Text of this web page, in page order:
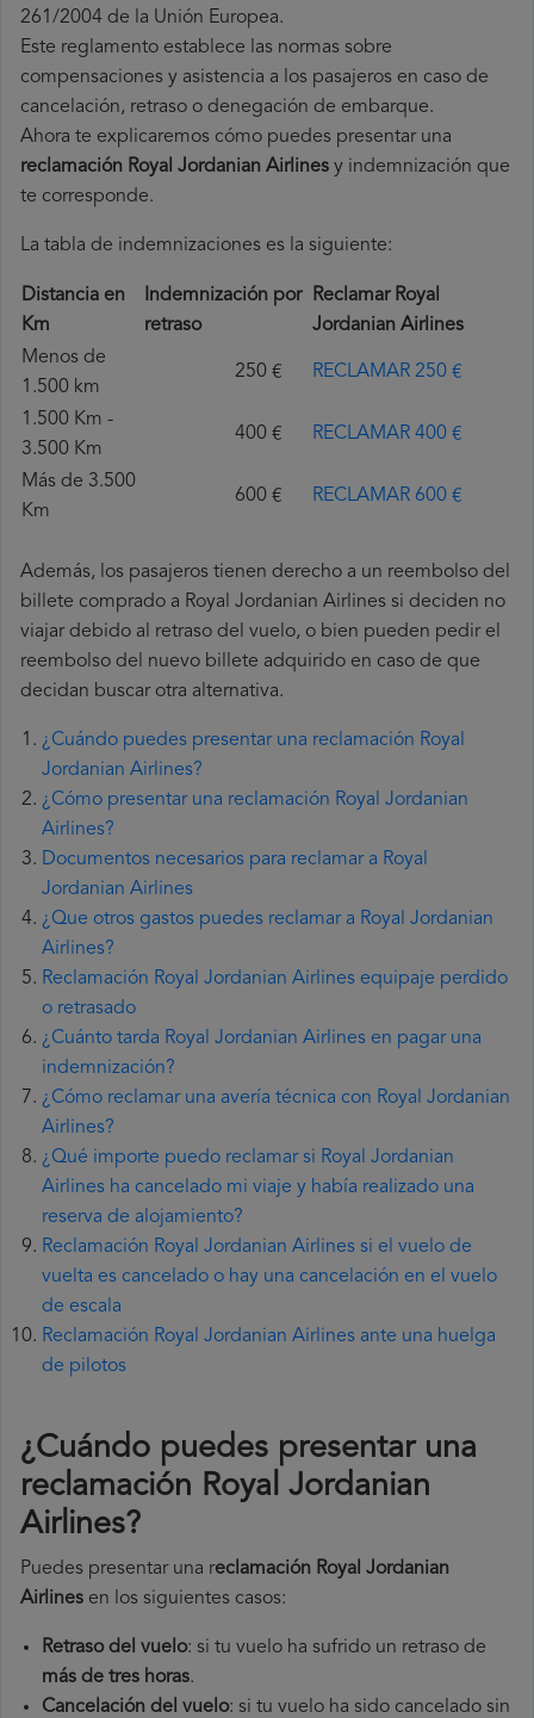
261/2004 de la Unión Europea.
Este reglamento establece las normas sobre
compensaciones y asistencia a los pasajeros en caso de
cancelación, retraso o denegación de embarque.
Ahora te explicaremos cómo puedes presentar una
reclamación Royal Jordanian Airlines y indemnización que
te corresponde.
La tabla de indemnizaciones es la siguiente:
Distancia en
Km
Indemnización por
retraso
Reclamar Royal
Jordanian Airlines
Menos de
1.500 km
250 € RECLAMAR 250 €
1.500 Km -
3.500 Km
400 € RECLAMAR 400 €
Más de 3.500
Km
600 € RECLAMAR 600 €
Además, los pasajeros tienen derecho a un reembolso del
billete comprado a Royal Jordanian Airlines si deciden no
viajar debido al retraso del vuelo, o bien pueden pedir el
reembolso del nuevo billete adquirido en caso de que
decidan buscar otra alternativa.
¿Cuándo puedes presentar una reclamación Royal
Jordanian Airlines?
¿Cómo presentar una reclamación Royal Jordanian
Airlines?
Documentos necesarios para reclamar a Royal
Jordanian Airlines
¿Que otros gastos puedes reclamar a Royal Jordanian
Airlines?
Reclamación Royal Jordanian Airlines equipaje perdido
o retrasado
¿Cuánto tarda Royal Jordanian Airlines en pagar una
indemnización?
¿Cómo reclamar una avería técnica con Royal Jordanian
Airlines?
¿Qué importe puedo reclamar si Royal Jordanian
Airlines ha cancelado mi viaje y había realizado una
reserva de alojamiento?
Reclamación Royal Jordanian Airlines si el vuelo de
vuelta es cancelado o hay una cancelación en el vuelo
de escala
Reclamación Royal Jordanian Airlines ante una huelga
de pilotos
¿Cuándo puedes presentar una
reclamación Royal Jordanian
Airlines?
Puedes presentar una reclamación Royal Jordanian
Airlines en los siguientes casos:
Retraso del vuelo: si tu vuelo ha sufrido un retraso de
más de tres horas.
Cancelación del vuelo: si tu vuelo ha sido cancelado sin